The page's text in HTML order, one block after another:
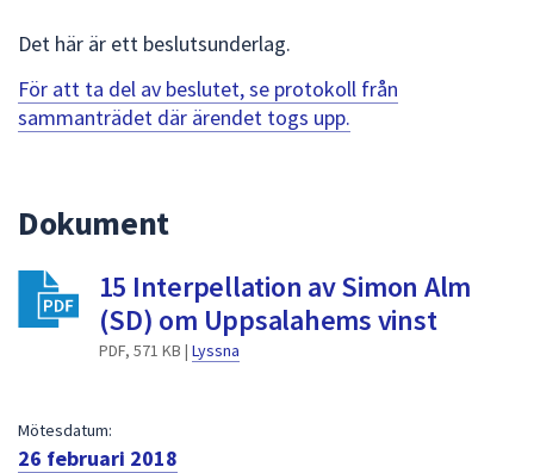
för
att
navigera
för
att
Det här är ett beslutsunderlag.
För att ta del av beslutet, se protokoll från
sammanträdet där ärendet togs upp.
Dokument
15 Interpellation av Simon Alm
(SD) om Uppsalahems vinst
PDF, 571 KB | Lyssna
Mötesdatum:
26 februari 2018